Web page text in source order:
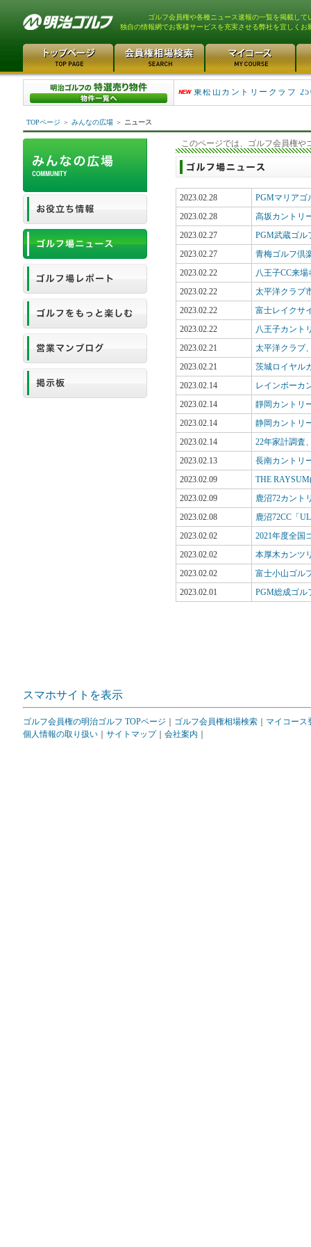
ゴルフ会員権や各種ニュース速報の一覧を掲載して
独自の情報網でお客様サービスを充実させる弊社を宜しくお
平塚富士見カントリーク
東松山カントリークラブ
TOPページ ＞ みんなの広場 ＞ ニュース
このページでは、ゴルフ会員権や
2023.02.28
PGMマリアゴ
2023.02.28
高坂カントリ
2023.02.27
PGM武蔵ゴル
2023.02.27
青梅ゴルフ倶
2023.02.22
八王子CC来
2023.02.22
太平洋クラブ
2023.02.22
富士レイクサ
2023.02.22
八王子カント
2023.02.21
太平洋クラブ
2023.02.21
茨城ロイヤル
2023.02.14
レインボーカ
2023.02.14
靜岡カントリ
2023.02.14
静岡カントリ
2023.02.14
22年家計調査
2023.02.13
長南カントリ
2023.02.09
THE
2023.02.09
鹿沼72カント
2023.02.08
鹿沼72CC「
2023.02.02
2021年度全国
2023.02.02
本厚木カンツ
2023.02.02
富士小山ゴル
2023.02.01
PGM総成ゴル
スマホサイトを表示
ゴルフ会員権の明治ゴルフ TOPページ ゴルフ会員権相場検索
マイコース
個人情報の取り扱い
サイトマップ｜ 会社案内